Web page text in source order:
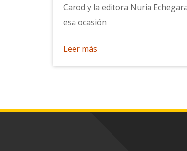
Carod y la editora Nuria
esa ocasión
Leer más